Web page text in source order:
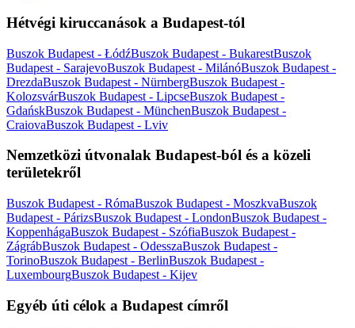
Hétvégi kiruccanások a Budapest-tól
Buszok Budapest - ŁódźBuszok Budapest - BukarestBuszok
Budapest - SarajevoBuszok Budapest - MilánóBuszok Budapest -
DrezdaBuszok Budapest - NürnbergBuszok Budapest -
KolozsvárBuszok Budapest - LipcseBuszok Budapest -
GdańskBuszok Budapest - MünchenBuszok Budapest -
CraiovaBuszok Budapest - Lviv
Nemzetközi útvonalak Budapest-ból és a közeli
területekről
Buszok Budapest - RómaBuszok Budapest - MoszkvaBuszok
Budapest - PárizsBuszok Budapest - LondonBuszok Budapest -
KoppenhágaBuszok Budapest - SzófiaBuszok Budapest -
ZágrábBuszok Budapest - OdesszaBuszok Budapest -
TorinoBuszok Budapest - BerlinBuszok Budapest -
LuxembourgBuszok Budapest - Kijev
Egyéb úti célok a Budapest címről